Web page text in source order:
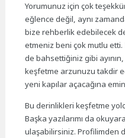
Yorumunuz için çok
eğlence değil, aynı
bize rehberlik edebilecek
etmeniz beni çok mutlu
de bahsettiğiniz gibi
keşfetme arzunuzu takdir
yeni kapılar açacağına
Bu derinlikleri keşfetme
Başka yazılarımı da
ulaşabilirsiniz. Profilimden